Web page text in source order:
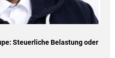
Steuerliche Belastung oder